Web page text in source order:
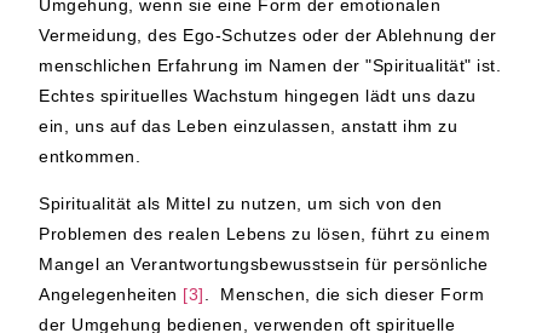
Umgehung, wenn sie eine Form der emotionalen
Vermeidung, des Ego-Schutzes oder der Ablehnung der
menschlichen Erfahrung im Namen der "Spiritualität" ist.
Echtes spirituelles Wachstum hingegen lädt uns dazu
ein, uns auf das Leben einzulassen, anstatt ihm zu
entkommen.
Spiritualität als Mittel zu nutzen, um sich von den
Problemen des realen Lebens zu lösen, führt zu einem
Mangel an Verantwortungsbewusstsein für persönliche
Angelegenheiten [3]
. Menschen, die sich dieser Form
der Umgehung bedienen, verwenden oft spirituelle